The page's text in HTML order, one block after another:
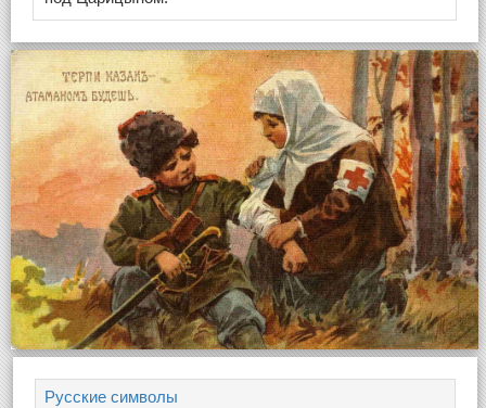
Русские символы